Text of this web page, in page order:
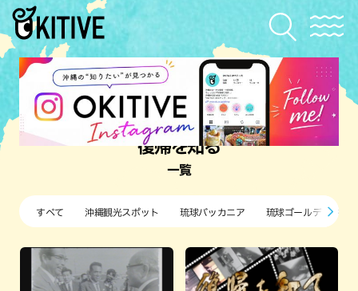
復帰を知る
一覧
すべて 沖縄観光スポット 琉球バッカニア 琉球ゴールデンキン